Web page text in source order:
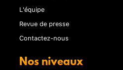
L'équipe
Revue de presse
Contactez-nous
Nos niveaux